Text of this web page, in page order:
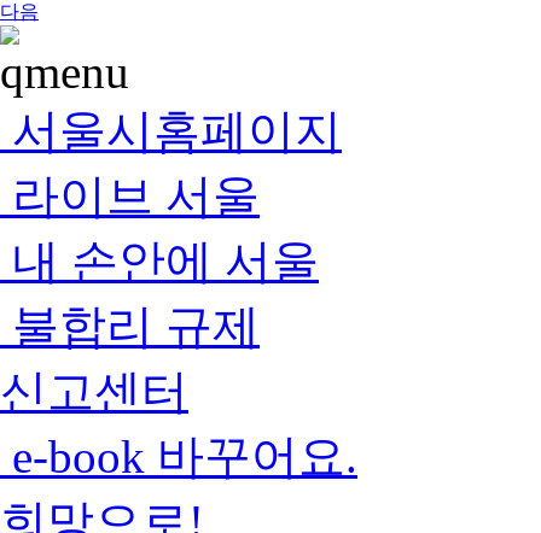
다음
서울시홈페이지
라이브 서울
내 손안에 서울
불합리 규제
신고센터
e-book 바꾸어요.
희망으로!